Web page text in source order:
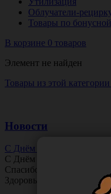
Облучатели-
Товары по
В корзине 0 товаров
Элемент не найден
Товары из этой категории
Новости
С Днём Офтальмолога!
С Днём
Спасибо за ясное зрение
Здоровья вам и новых